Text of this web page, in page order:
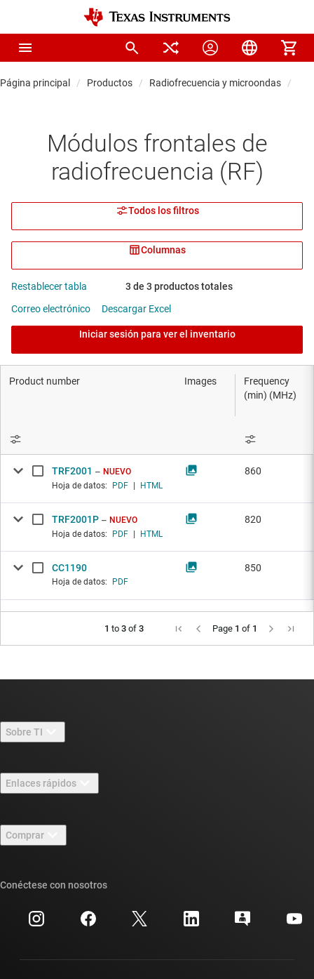
Página principal Productos Radiofrecuencia y microondas
Módulos frontales de
radiofrecuencia (RF)
Todos los filtros
Columnas
Restablecer tabla
3 de 3 productos totales
Correo electrónico
Descargar Excel
Iniciar sesión para ver el inventario
Product number Images
Frequency
(min) (MHz)
TRF2001
NUEVO
Hoja de datos:
PDF HTML
860
TRF2001P
NUEVO
Hoja de datos:
PDF HTML
820
CC1190
Hoja de datos: PDF
850
1 to 3 of 3 Page 1 of 1
Sobre TI
Carreras laborales
Sala de redacción
Eventos
Relaciones con los inversionistas
Enlaces rápidos
Foros de soporte de diseño de TI E2E™
Búsqueda de referencias cruzadas
Centro de atención al cliente
Comprar
Preguntas frecuentes sobre pedidos
Conéctese con nosotros